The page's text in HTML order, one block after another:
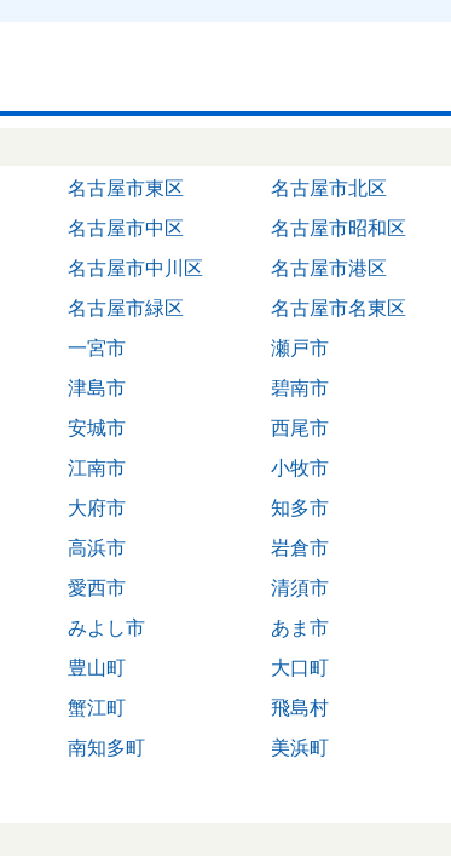
名古屋市東区
名古屋市北区
名古屋市中区
名古屋市昭和区
名古屋市中川区
名古屋市港区
名古屋市緑区
名古屋市名東区
一宮市
瀬戸市
津島市
碧南市
安城市
西尾市
江南市
小牧市
大府市
知多市
高浜市
岩倉市
愛西市
清須市
みよし市
あま市
豊山町
大口町
蟹江町
飛島村
南知多町
美浜町